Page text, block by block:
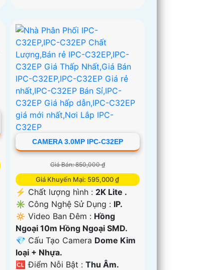
CAMERA 3.0MP IPC-C32EP
Giá Bán: 850,000 ₫
Giá Khuyến Mại: 595,000 ₫
️⚡ Chất lượng hình : 2K Lite .
✳️ Công Nghệ Sử Dụng : IP.
🔅 Video Ban Đêm : Hồng
Ngoại 10m Hồng Ngoại SMD.
💎 Cấu Tạo Camera Dome Kim
loại + Nhựa.
️🆑 Điểm Nỗi Bật :Thu Âm.